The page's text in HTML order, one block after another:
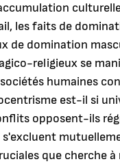
les faits de
de domination
religieux se
humaines
est-il si
opposent-ils
que cherche à